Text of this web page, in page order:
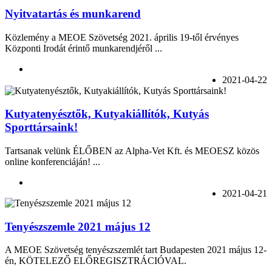
Nyitvatartás és munkarend
Közlemény a MEOE Szövetség 2021. április 19-től érvényes
Központi Irodát érintő munkarendjéről ...
2021-04-22
Kutyatenyésztők, Kutyakiállítók, Kutyás
Sporttársaink!
Tartsanak velünk ÉLŐBEN az Alpha-Vet Kft. és MEOESZ közös
online konferenciáján! ...
2021-04-21
Tenyészszemle 2021 május 12
A MEOE Szövetség tenyészszemlét tart Budapesten 2021 május 12-
én, KÖTELEZŐ ELŐREGISZTRÁCIÓVAL.